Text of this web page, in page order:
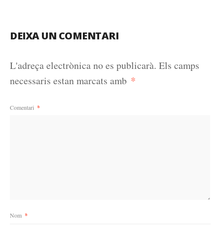
DEIXA UN COMENTARI
L'adreça electrònica no es publicarà. Els camps
necessaris estan marcats amb *
Comentari *
Nom *